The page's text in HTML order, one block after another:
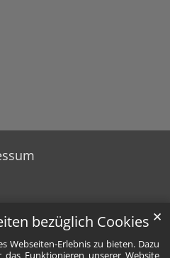
bezüglich Cookies
Webseiten-Erlebnis zu bieten. Dazu
Funktionieren unserer Website
✕